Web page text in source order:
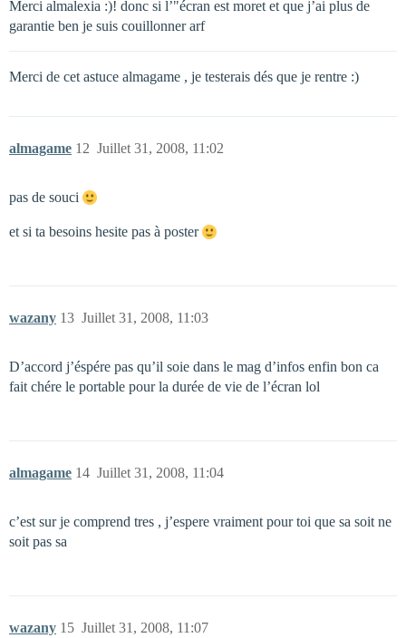
Merci almalexia :)! donc si l’"écran est moret et que j’ai plus de
garantie ben je suis couillonner arf
Merci de cet astuce almagame , je testerais dés que je rentre :)
almagame Juillet 31, 2008, 11:02
12
pas de souci
et si ta besoins hesite pas à poster
wazany Juillet 31, 2008, 11:03
13
D’accord j’éspére pas qu’il soie dans le mag d’infos enfin bon ca
fait chére le portable pour la durée de vie de l’écran lol
almagame Juillet 31, 2008, 11:04
14
c’est sur je comprend tres , j’espere vraiment pour toi que sa soit ne
soit pas sa
wazany Juillet 31, 2008, 11:07
15